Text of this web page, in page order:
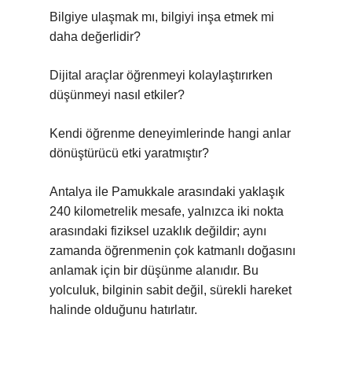
Bilgiye ulaşmak mı, bilgiyi inşa etmek mi
daha değerlidir?
Dijital araçlar öğrenmeyi kolaylaştırırken
düşünmeyi nasıl etkiler?
Kendi öğrenme deneyimlerinde hangi anlar
dönüştürücü etki yaratmıştır?
Antalya ile Pamukkale arasındaki yaklaşık
240 kilometrelik mesafe, yalnızca iki nokta
arasındaki fiziksel uzaklık değildir; aynı
zamanda öğrenmenin çok katmanlı doğasını
anlamak için bir düşünme alanıdır. Bu
yolculuk, bilginin sabit değil, sürekli hareket
halinde olduğunu hatırlatır.